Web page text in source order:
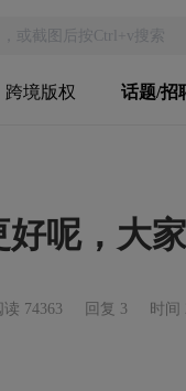
跨境版权 话题/招
好呢，大
读 74363 回复 3 时间